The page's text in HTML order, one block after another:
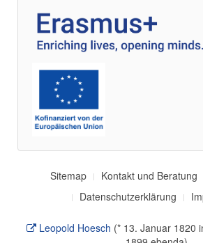
Sitemap Kontakt und Beratung
Datenschutzerklärung
Leopold Hoesch (* 13. Januar 1820